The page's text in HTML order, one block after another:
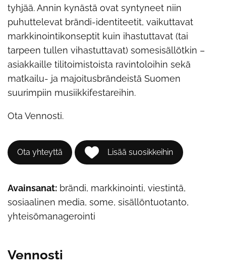
tyhjää. Annin kynästä ovat syntyneet niin
puhuttelevat brändi-identiteetit, vaikuttavat
markkinointikonseptit kuin ihastuttavat (tai
tarpeen tullen vihastuttavat) somesisällötkin –
asiakkaille tilitoimistoista ravintoloihin sekä
matkailu- ja majoitusbrändeistä Suomen
suurimpiin musiikkifestareihin.
Ota Vennosti.
Ota yhteyttä Lisää suosikkeihin
Avainsanat: brändi, markkinointi, viestintä,
sosiaalinen media, some, sisällöntuotanto,
yhteisömanagerointi
Vennosti